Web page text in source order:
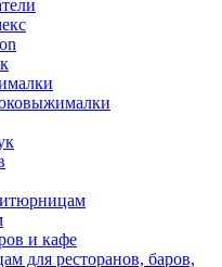
и кафе
для ресторанов, баров,